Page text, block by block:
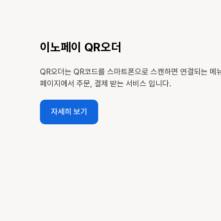
이노페이 QR오더
QR오더는 QR코드를 스마트폰으로 스캔하면 연결되는 메
페이지에서 주문, 결제 받는 서비스 입니다.
자세히 보기